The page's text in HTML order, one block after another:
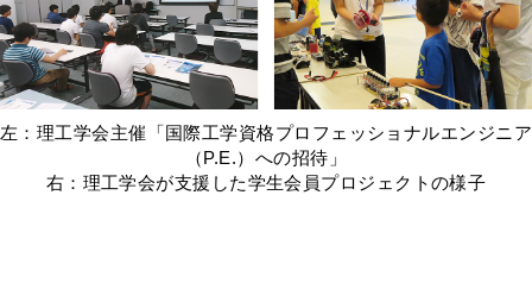
左：理工学会主催「国際工学資格プロフェッショナルエンジニア
（P.E.）への招待」
右：理工学会が支援した学生会員プロジェクトの様子